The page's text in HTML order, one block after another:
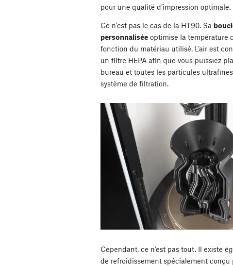
pour une qualité d’impression optimale.
Ce n’est pas le cas de la HT90. Sa
personnalisée optimise la température
fonction du matériau utilisé. L’air est
un filtre HEPA afin que vous puissiez
bureau et toutes les particules
système de filtration.
Cependant, ce n’est pas tout. Il existe
de refroidissement spécialement conçu